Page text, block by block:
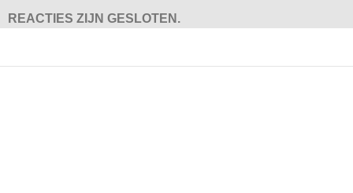
REACTIES ZIJN GESLOTEN.